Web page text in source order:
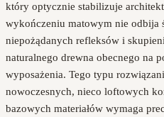
który optycznie stabilizuje
wykończeniu matowym nie odbija
niepożądanych refleksów i
naturalnego drewna obecnego na
wyposażenia. Tego typu
nowoczesnych, nieco loftowych
bazowych materiałów wymaga